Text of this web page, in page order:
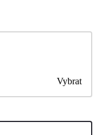
Vybrat